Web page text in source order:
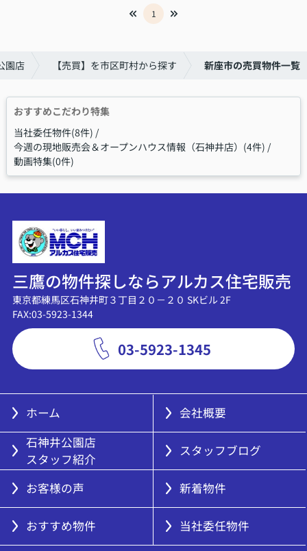
1
園店 【売買】を市区町村から探す 新座市の売買物件一覧
おすすめこだわり特集
当社委任物件(8件)
今週の現地販売会＆オープンハウス情報（石神井店）(4件)
動画特集(0件)
三鷹の物件探しならアルカス住宅販売
東京都練馬区石神井町３丁目２０－２０ SKビル 2F
FAX:03-5923-1344
03-5923-1345
ホーム
会社概要
石神井公園店
スタッフ紹介
スタッフブログ
お客様の声 新着物件
おすすめ物件 当社委任物件